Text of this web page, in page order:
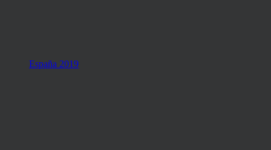
España 2019